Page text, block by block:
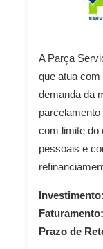
A Parça
que atua
demanda da
com limite do
pessoais e
Investimento:
Faturamento:
Prazo de